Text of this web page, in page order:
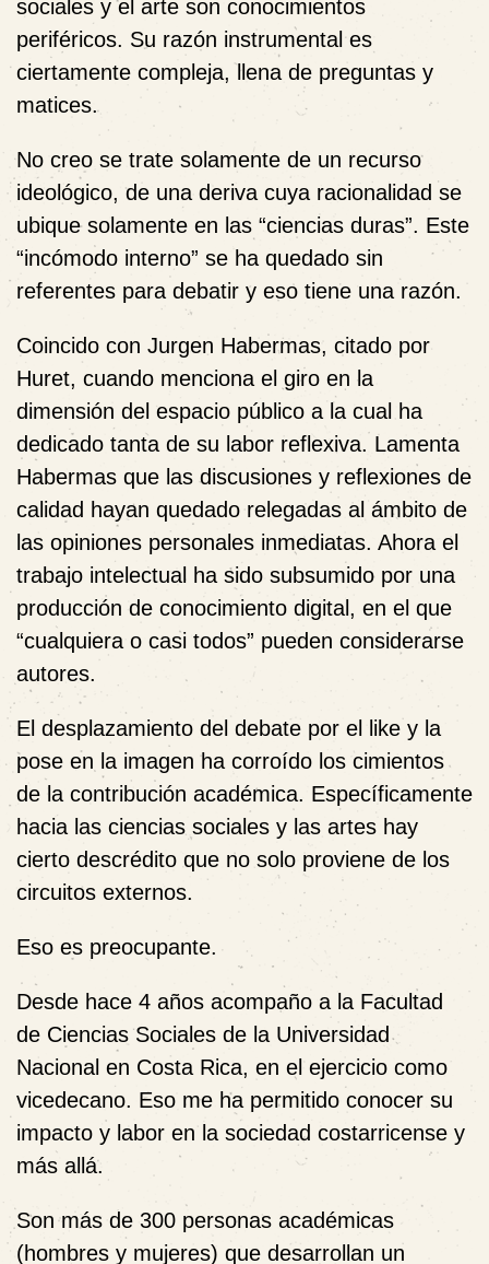
sociales y el arte son conocimientos
periféricos. Su razón instrumental es
ciertamente compleja, llena de preguntas y
matices.
No creo se trate solamente de un recurso
ideológico, de una deriva cuya racionalidad se
ubique solamente en las “ciencias duras”. Este
“incómodo interno” se ha quedado sin
referentes para debatir y eso tiene una razón.
Coincido con Jurgen Habermas, citado por
Huret, cuando menciona el giro en la
dimensión del espacio público a la cual ha
dedicado tanta de su labor reflexiva. Lamenta
Habermas que las discusiones y reflexiones de
calidad hayan quedado relegadas al ámbito de
las opiniones personales inmediatas. Ahora el
trabajo intelectual ha sido subsumido por una
producción de conocimiento digital, en el que
“cualquiera o casi todos” pueden considerarse
autores.
El desplazamiento del debate por el like y la
pose en la imagen ha corroído los cimientos
de la contribución académica. Específicamente
hacia las ciencias sociales y las artes hay
cierto descrédito que no solo proviene de los
circuitos externos.
Eso es preocupante.
Desde hace 4 años acompaño a la Facultad
de Ciencias Sociales de la Universidad
Nacional en Costa Rica, en el ejercicio como
vicedecano. Eso me ha permitido conocer su
impacto y labor en la sociedad costarricense y
más allá.
Son más de 300 personas académicas
(hombres y mujeres) que desarrollan un